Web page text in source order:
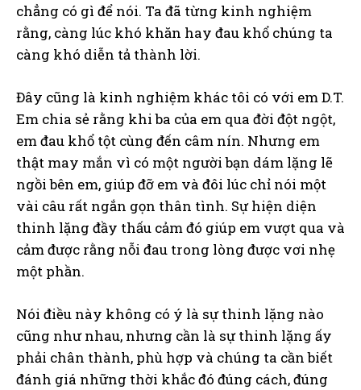
chẳng có gì để nói. Ta đã từng kinh nghiệm
rằng, càng lúc khó khăn hay đau khổ chúng ta
càng khó diễn tả thành lời.
Đây cũng là kinh nghiệm khác tôi có với em D.T.
Em chia sẻ rằng khi ba của em qua đời đột ngột,
em đau khổ tột cùng đến câm nín. Nhưng em
thật may mắn vì có một người bạn dám lặng lẽ
ngồi bên em, giúp đỡ em và đôi lúc chỉ nói một
vài câu rất ngắn gọn thân tình. Sự hiện diện
thinh lặng đầy thấu cảm đó giúp em vượt qua và
cảm được rằng nỗi đau trong lòng được vơi nhẹ
một phần.
Nói điều này không có ý là sự thinh lặng nào
cũng như nhau, nhưng cần là sự thinh lặng ấy
phải chân thành, phù hợp và chúng ta cần biết
đánh giá những thời khắc đó đúng cách, đúng